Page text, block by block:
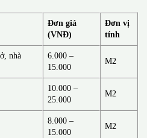
Đơn giá
(VNĐ)
Đơn vị
tính
nhà
6.000 –
15.000
M2
10.000 –
25.000
M2
8.000 –
15.000
M2